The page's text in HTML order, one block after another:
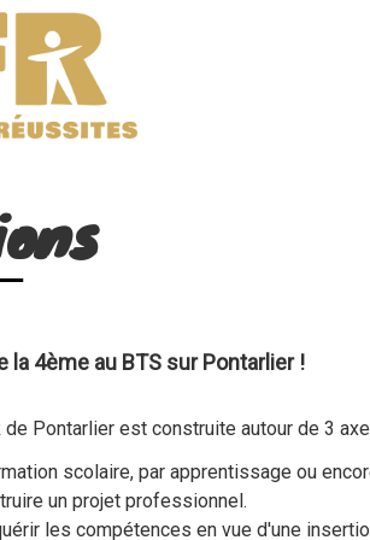
la 4ème au BTS sur Pontarlier !
Pontarlier est construite autour de 3
scolaire, par apprentissage ou
un projet professionnel.
les compétences en vue d'une